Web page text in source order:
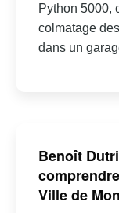
Python 5000,
colmatage
dans un
Benoît
Ville de